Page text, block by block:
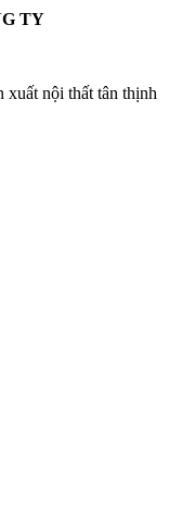
TY
xuất nội thất tân thịnh